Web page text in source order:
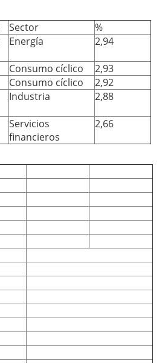
Sector
%
Energía 2,94
Consumo cíclico
2,93
Consumo cíclico
2,92
Industria 2,88
Servicios
financieros
2,66